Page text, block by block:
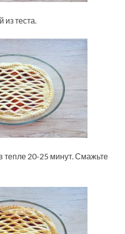
из теста.
тепле 20-25 минут. Смажьте